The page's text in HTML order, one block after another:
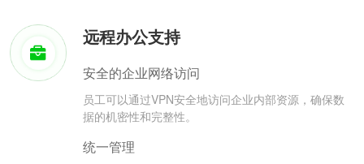
远程办公支持
安全的企业网络访问
员工可以通过VPN安全地访问企业内部资源，确保数
据的机密性和完整性。
统一管理